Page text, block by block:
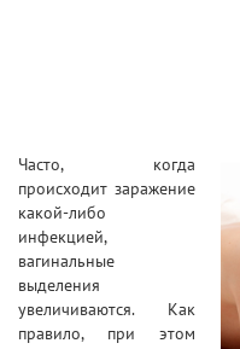
Часто, когда
происходит заражение
какой-либо
инфекцией,
вагинальные
выделения
увеличиваются. Как
правило, при этом